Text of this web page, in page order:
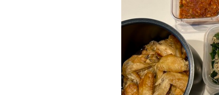
●きゅうりと玉子のサラダ